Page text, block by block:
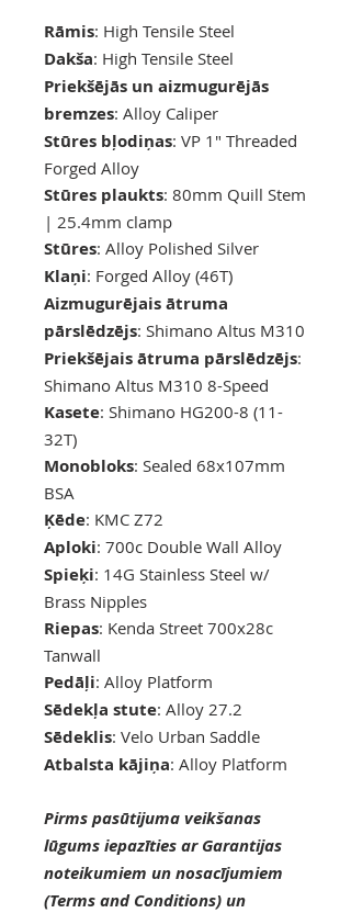
Rāmis: High Tensile Steel
Dakša: High Tensile Steel
Priekšējās un aizmugurējās
bremzes: Alloy Caliper
Stūres bļodiņas: VP 1" Threaded
Forged Alloy
Stūres plaukts: 80mm Quill Stem
| 25.4mm clamp
Stūres: Alloy Polished Silver
Klaņi: Forged Alloy (46T)
Aizmugurējais ātruma
pārslēdzējs: Shimano Altus M310
Priekšējais ātruma pārslēdzējs:
Shimano Altus M310 8-Speed
Kasete: Shimano HG200-8 (11-
32T)
Monobloks: Sealed 68x107mm
BSA
Ķēde: KMC Z72
Aploki: 700c Double Wall Alloy
Spieķi: 14G Stainless Steel w/
Brass Nipples
Riepas: Kenda Street 700x28c
Tanwall
Pedāļi: Alloy Platform
Sēdekļa stute: Alloy 27.2
Sēdeklis: Velo Urban Saddle
Atbalsta kājiņa: Alloy Platform
Pirms pasūtijuma veikšanas
lūgums iepazīties ar Garantijas
noteikumiem un nosacījumiem
(Terms and Conditions) un